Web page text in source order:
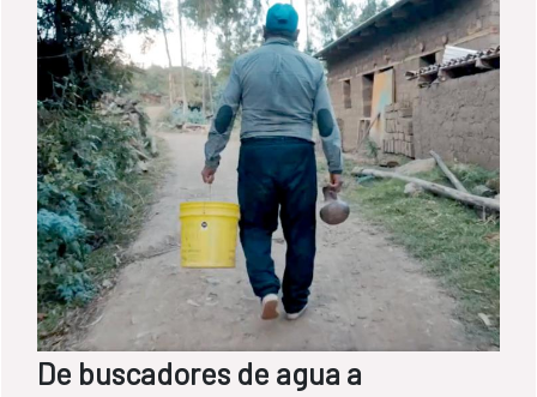
De buscadores de agua a